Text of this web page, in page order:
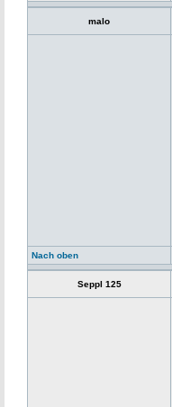
malo
Nach oben
Seppl 125